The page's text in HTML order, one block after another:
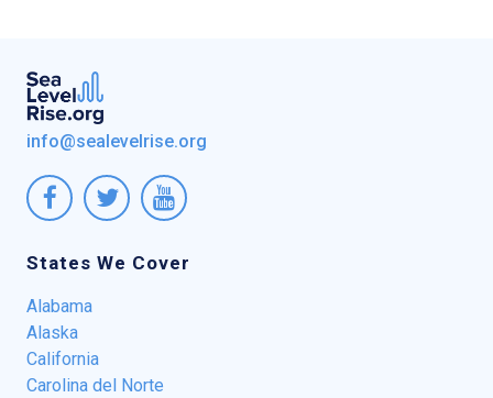
info@sealevelrise.org
States We Cover
Alabama
Alaska
California
Carolina del Norte